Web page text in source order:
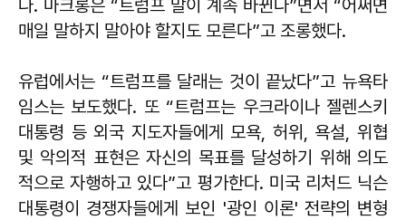
다. 마크롱은 “트럼프 말이 계속 바뀐다”면서 “어쩌면
매일 말하지 말아야 할지도 모른다”고 조롱했다.
유럽에서는 “트럼프를 달래는 것이 끝났다”고 뉴욕타
임스는 보도했다. 또 “트럼프는 우크라이나 젤렌스키
대통령 등 외국 지도자들에게 모욕, 허위, 욕설, 위협
및 악의적 표현은 자신의 목표를 달성하기 위해 의도
적으로 자행하고 있다”고 평가한다. 미국 리처드 닉슨
대통령이 경쟁자들에게 보인 '광인 이론' 전략의 변형